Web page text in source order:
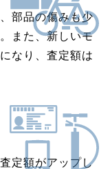
部品の傷みも少
また、新しいモ
なり、査定額は
定額がアップし